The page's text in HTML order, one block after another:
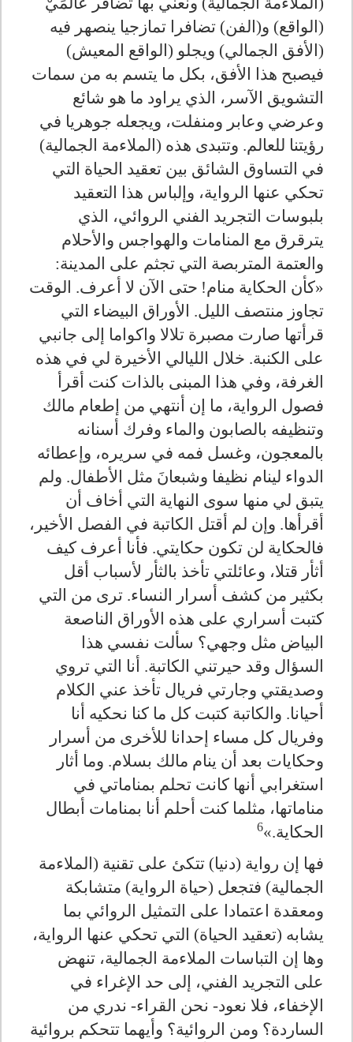
(الواقع) و(الفن) تضافرا تمازجيا ينصهر فيه
(الأفق الجمالي) ويجلو (الواقع المعيش)
فيصبح هذا الأفق، بكل ما يتسم به من سمات
التشويق الآسر، الذي يراود ما هو شائع
وعرضي وعابر ومنفلت، ويجعله جوهريا في
رؤيتنا للعالم. وتتبدى هذه (الملاءمة الجمالية)
في التساوق الشائق بين تعقيد الحياة التي
تحكي عنها الرواية، وإلباس هذا التعقيد
بلبوسات التجريد الفني الروائي، الذي
يترقرق مع المنامات والهواجس والأحلام
والعتمة المتربصة التي تجثم على المدينة:
«كأن الحكاية منام! حتى الآن لا أعرف. الوقت
تجاوز منتصف الليل. الأوراق البيضاء التي
قرأتها صارت مصبرة تلالا واكواما إلى جانبي
على الكنبة. خلال الليالي الأخيرة لي في هذه
الغرفة، وفي هذا المبنى بالذات كنت أقرأ
فصول الرواية، ما إن أنتهي من إطعام مالك
وتنظيفه بالصابون والماء وفرك أسنانه
بالمعجون، وغسل فمه في سريره، وإعطائه
الدواء لينام نظيفا وشبعانَ مثل الأطفال. ولم
يتبق لي منها سوى النهاية التي أخاف أن
أقرأها. وإن لم أقتل الكاتبة في الفصل الأخير،
فالحكاية لن تكون حكايتي. فأنا أعرف كيف
أثأر قتلا، وعائلتي تأخذ بالثأر لأسباب أقل
بكثير من كشف أسرار النساء. ترى من التي
كتبت أسراري على هذه الأوراق الناصعة
البياض مثل وجهي؟ سألت نفسي هذا
السؤال وقد حيرتني الكاتبة. أنا التي تروي
وصديقتي وجارتي فريال تأخذ عني الكلام
أحيانا. والكاتبة كتبت كل ما كنا نحكيه أنا
وفريال كل مساء إحدانا للأخرى من أسرار
وحكايات بعد أن ينام مالك بسلام. وما أثار
استغرابي أنها كانت تحلم بمناماتي في
مناماتها، مثلما كنت أحلم أنا بمنامات أبطال
الحكاية.»6
فها إن رواية (دنيا) تتكئ على تقنية (الملاءمة
الجمالية) فتجعل (حياة الرواية) متشابكة
ومعقدة اعتمادا على التمثيل الروائي بما
يشابه (تعقيد الحياة) التي تحكي عنها الرواية،
وها إن التباسات الملاءمة الجمالية، تنهض
على التجريد الفني، إلى حد الإغراء في
الإخفاء، فلا نعود- نحن القراء- ندري من
الساردة؟ ومن الروائية؟ وأيهما تتحكم بروائية